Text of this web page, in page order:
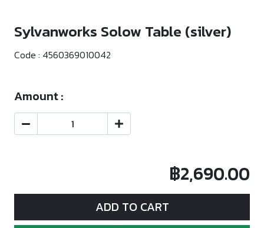
Sylvanworks Solow Table (silver)
Code : 4560369010042
Amount :
฿2,690.00
ADD TO CART